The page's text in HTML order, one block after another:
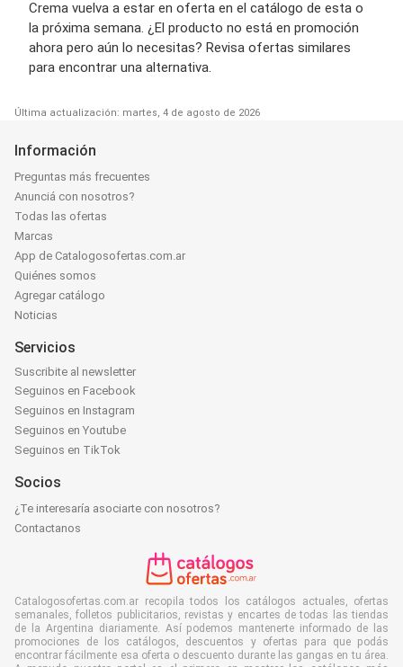
Crema vuelva a estar en oferta en el catálogo de esta o
la próxima semana. ¿El producto no está en promoción
ahora pero aún lo necesitas? Revisa ofertas similares
para encontrar una alternativa.
Última actualización: martes, 4 de agosto de 2026
Información
Preguntas más frecuentes
Anunciá con nosotros?
Todas las ofertas
Marcas
App de Catalogosofertas.com.ar
Quiénes somos
Agregar catálogo
Noticias
Servicios
Suscribite al newsletter
Seguinos en Facebook
Seguinos en Instagram
Seguinos en Youtube
Seguinos en TikTok
Socios
¿Te interesaría asociarte con nosotros?
Contactanos
Catalogosofertas.com.ar recopila todos los catálogos actuales, ofertas
semanales, folletos publicitarios, revistas y encartes de todas las tiendas
de la Argentina diariamente. Así podemos mantenerte informado de las
promociones de los catálogos, descuentos y ofertas para que podás
encontrar fácilmente esa oferta o descuento durante las gangas en tu área.